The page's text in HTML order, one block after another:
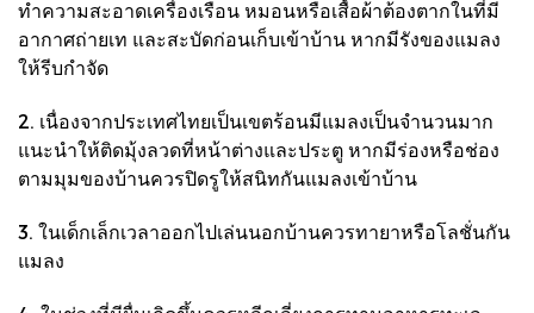
ทำความสะอาดเครื่องเรือน หมอนหรือเสื้อผ้าต้องตากในที่มี
อากาศถ่ายเท และสะบัดก่อนเก็บเข้าบ้าน หากมีรังของแมลง
ให้รีบกำจัด
2. เนื่องจากประเทศไทยเป็นเขตร้อนมีแมลงเป็นจำนวนมาก
แนะนำให้ติดมุ้งลวดที่หน้าต่างและประตู หากมีร่องหรือช่อง
ตามมุมของบ้านควรปิดรูให้สนิทกันแมลงเข้าบ้าน
3. ในเด็กเล็กเวลาออกไปเล่นนอกบ้านควรทายาหรือโลชั่นกัน
แมลง